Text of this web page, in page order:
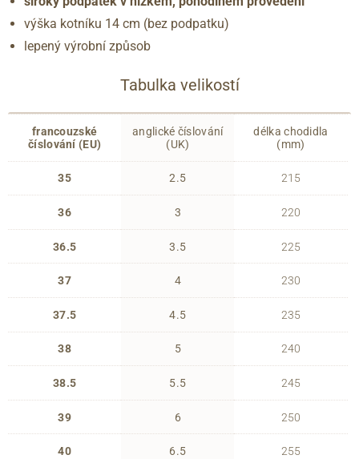
výška kotníku 14 cm (bez podpatku)
lepený výrobní způsob
Tabulka velikostí
francouzské
číslování (EU)
35
36
36.5
37
37.5
38
38.5
39
40
anglické číslování
(UK)
2.5
3
3.5
4
4.5
5
5.5
6
6.5
délka chodidla
(mm)
215
220
225
230
235
240
245
250
255